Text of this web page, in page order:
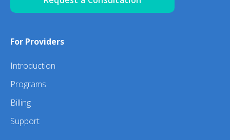
For Providers
Introduction
Programs
Billing
Support